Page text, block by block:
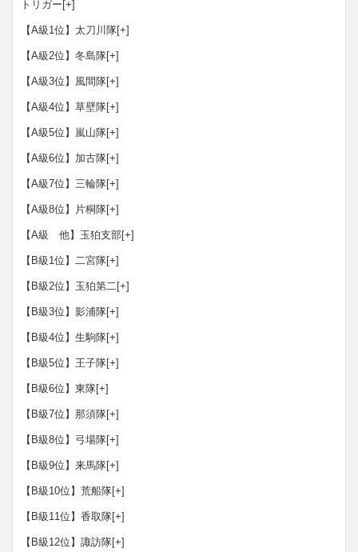
トリガー [+]
【A級1位】太刀川隊[+]
【A級2位】冬島隊[+]
【A級3位】風間隊[+]
【A級4位】草壁隊[+]
【A級5位】嵐山隊[+]
【A級6位】加古隊[+]
【A級7位】三輪隊[+]
【A級8位】片桐隊[+]
【A級 他】玉狛支部[+]
【B級1位】二宮隊[+]
【B級2位】玉狛第二[+]
【B級3位】影浦隊[+]
【B級4位】生駒隊[+]
【B級5位】王子隊[+]
【B級6位】東隊[+]
【B級7位】那須隊[+]
【B級8位】弓場隊[+]
【B級9位】来馬隊[+]
【B級10位】荒船隊[+]
【B級11位】香取隊[+]
【B級12位】諏訪隊[+]